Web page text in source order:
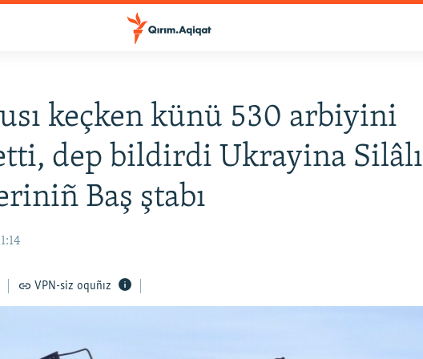
keçken künü 530 arbiyini
dep bildirdi Ukrayina Silâlı
Baş ştabı
VPN-siz oquñız